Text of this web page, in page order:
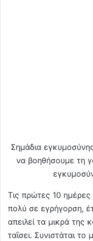
Σημάδια
να βοηθήσουμε τη
Τις πρώτες 10 ημέρες
πολύ σε εγρήγορση,
απειλεί τα μικρά της
ταΐσει. Συνιστάται